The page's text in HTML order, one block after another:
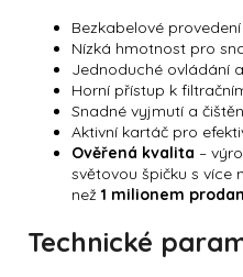
Bezkabelové
Nízká hmotnost pro
Jednoduché ovládání
Horní přístup k
Snadné vyjmutí a
Aktivní kartáč pro
Ověřená kvalita –
světovou špičku s více
než 1 milionem
Technické